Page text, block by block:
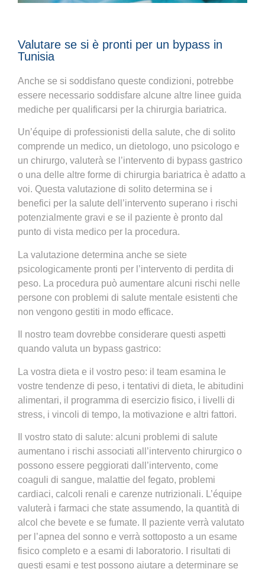
Valutare se si è pronti per un bypass in
Tunisia
Anche se si soddisfano queste condizioni, potrebbe
essere necessario soddisfare alcune altre linee guida
mediche per qualificarsi per la chirurgia bariatrica.
Un’équipe di professionisti della salute, che di solito
comprende un medico, un dietologo, uno psicologo e
un chirurgo, valuterà se l’intervento di bypass gastrico
o una delle altre forme di chirurgia bariatrica è adatto a
voi. Questa valutazione di solito determina se i
benefici per la salute dell’intervento superano i rischi
potenzialmente gravi e se il paziente è pronto dal
punto di vista medico per la procedura.
La valutazione determina anche se siete
psicologicamente pronti per l’intervento di perdita di
peso. La procedura può aumentare alcuni rischi nelle
persone con problemi di salute mentale esistenti che
non vengono gestiti in modo efficace.
Il nostro team dovrebbe considerare questi aspetti
quando valuta un bypass gastrico:
La vostra dieta e il vostro peso: il team esamina le
vostre tendenze di peso, i tentativi di dieta, le abitudini
alimentari, il programma di esercizio fisico, i livelli di
stress, i vincoli di tempo, la motivazione e altri fattori.
Il vostro stato di salute: alcuni problemi di salute
aumentano i rischi associati all’intervento chirurgico o
possono essere peggiorati dall’intervento, come
coaguli di sangue, malattie del fegato, problemi
cardiaci, calcoli renali e carenze nutrizionali. L’équipe
valuterà i farmaci che state assumendo, la quantità di
alcol che bevete e se fumate. Il paziente verrà valutato
per l’apnea del sonno e verrà sottoposto a un esame
fisico completo e a esami di laboratorio. I risultati di
questi esami e test possono aiutare a determinare se